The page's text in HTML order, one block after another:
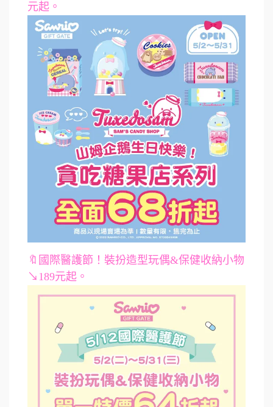
元起。
🔖國際醫護節！裝扮造型玩偶&保健收納小物
↘189元起。